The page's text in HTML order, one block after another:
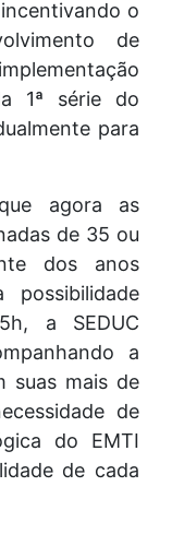
o
de
1ª série do
para
agora as
de 35 ou
dos anos
a SEDUC
a
suas mais de
de
do EMTI
de cada